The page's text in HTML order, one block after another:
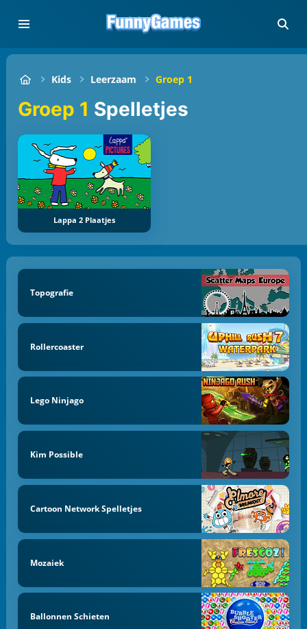
Kids Leerzaam Groep 1
Groep 1 Spelletjes
Lappa 2 Plaatjes
Topografie
Rollercoaster
Lego Ninjago
Kim Possible
Cartoon Network Spelletjes
Mozaiek
Ballonnen Schieten